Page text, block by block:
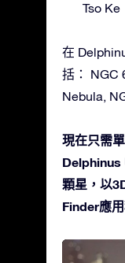
Tso Ke
在
括： NGC
Nebula,
現在只需
Delphinus
顆星，以
Finder應